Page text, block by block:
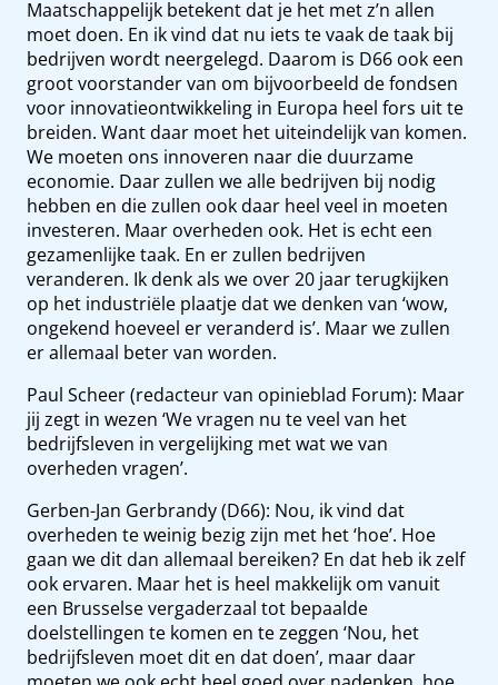
Maatschappelijk betekent dat je het met z’n allen
moet doen. En ik vind dat nu iets te vaak de taak bij
bedrijven wordt neergelegd. Daarom is D66 ook een
groot voorstander van om bijvoorbeeld de fondsen
voor innovatieontwikkeling in Europa heel fors uit te
breiden. Want daar moet het uiteindelijk van komen.
We moeten ons innoveren naar die duurzame
economie. Daar zullen we alle bedrijven bij nodig
hebben en die zullen ook daar heel veel in moeten
investeren. Maar overheden ook. Het is echt een
gezamenlijke taak. En er zullen bedrijven
veranderen. Ik denk als we over 20 jaar terugkijken
op het industriële plaatje dat we denken van ‘wow,
ongekend hoeveel er veranderd is’. Maar we zullen
er allemaal beter van worden.
Paul Scheer (redacteur van opinieblad Forum): Maar
jij zegt in wezen ‘We vragen nu te veel van het
bedrijfsleven in vergelijking met wat we van
overheden vragen’.
Gerben-Jan Gerbrandy (D66): Nou, ik vind dat
overheden te weinig bezig zijn met het ‘hoe’. Hoe
gaan we dit dan allemaal bereiken? En dat heb ik zelf
ook ervaren. Maar het is heel makkelijk om vanuit
een Brusselse vergaderzaal tot bepaalde
doelstellingen te komen en te zeggen ‘Nou, het
bedrijfsleven moet dit en dat doen’, maar daar